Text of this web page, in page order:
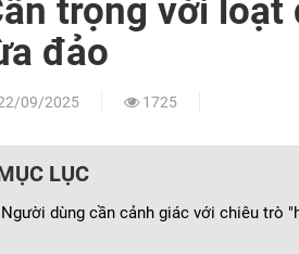
trọng với
đảo
09/2025 1725
LỤC
Người dùng cần cảnh giác với chiêu trò